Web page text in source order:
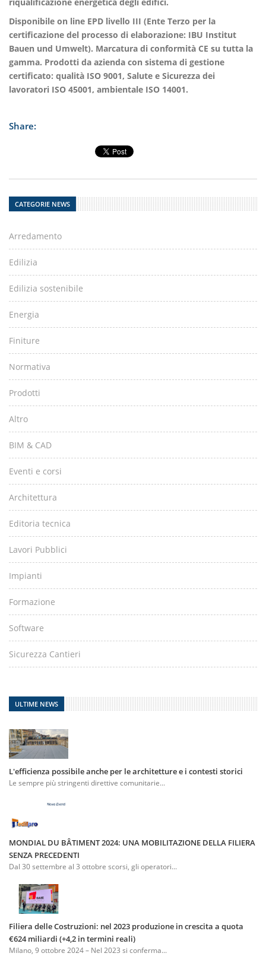
Disponibile on line EPD livello III (Ente Terzo per la
certificazione del processo di elaborazione: IBU Institut
Bauen und Umwelt). Marcatura di conformità CE su tutta la
gamma. Prodotti da azienda con sistema di gestione
certificato: qualità ISO 9001, Salute e Sicurezza dei
lavoratori ISO 45001, ambientale ISO 14001.
Share:
CATEGORIE NEWS
Arredamento
Edilizia
Edilizia sostenibile
Energia
Finiture
Normativa
Prodotti
Altro
BIM & CAD
Eventi e corsi
Architettura
Editoria tecnica
Lavori Pubblici
Impianti
Formazione
Software
Sicurezza Cantieri
ULTIME NEWS
L'efficienza possibile anche per le architetture e i contesti storici
Le sempre più stringenti direttive comunitarie...
MONDIAL DU BÂTIMENT 2024: UNA MOBILITAZIONE DELLA FILIERA
SENZA PRECEDENTI
Dal 30 settembre al 3 ottobre scorsi, gli operatori...
Filiera delle Costruzioni: nel 2023 produzione in crescita a quota
€624 miliardi (+4,2 in termini reali)
Milano, 9 ottobre 2024 – Nel 2023 si conferma...